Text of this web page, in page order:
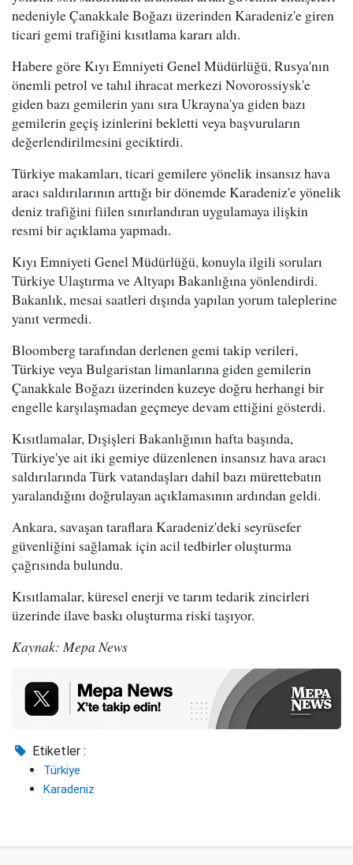
nedeniyle Çanakkale Boğazı üzerinden Karadeniz'e giren
ticari gemi trafiğini kısıtlama kararı aldı.
Habere göre Kıyı Emniyeti Genel Müdürlüğü, Rusya'nın
önemli petrol ve tahıl ihracat merkezi Novorossiysk'e
giden bazı gemilerin yanı sıra Ukrayna'ya giden bazı
gemilerin geçiş izinlerini bekletti veya başvuruların
değerlendirilmesini geciktirdi.
Türkiye makamları, ticari gemilere yönelik insansız hava
aracı saldırılarının arttığı bir dönemde Karadeniz'e yönelik
deniz trafiğini fiilen sınırlandıran uygulamaya ilişkin
resmi bir açıklama yapmadı.
Kıyı Emniyeti Genel Müdürlüğü, konuyla ilgili soruları
Türkiye Ulaştırma ve Altyapı Bakanlığına yönlendirdi.
Bakanlık, mesai saatleri dışında yapılan yorum taleplerine
yanıt vermedi.
Bloomberg tarafından derlenen gemi takip verileri,
Türkiye veya Bulgaristan limanlarına giden gemilerin
Çanakkale Boğazı üzerinden kuzeye doğru herhangi bir
engelle karşılaşmadan geçmeye devam ettiğini gösterdi.
Kısıtlamalar, Dışişleri Bakanlığının hafta başında,
Türkiye'ye ait iki gemiye düzenlenen insansız hava aracı
saldırılarında Türk vatandaşları dahil bazı mürettebatın
yaralandığını doğrulayan açıklamasının ardından geldi.
Ankara, savaşan taraflara Karadeniz'deki seyrüsefer
güvenliğini sağlamak için acil tedbirler oluşturma
çağrısında bulundu.
Kısıtlamalar, küresel enerji ve tarım tedarik zincirleri
üzerinde ilave baskı oluşturma riski taşıyor.
Kaynak: Mepa News
Etiketler :
Türkiye
Karadeniz